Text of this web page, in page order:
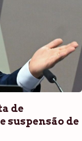
de
suspensão de